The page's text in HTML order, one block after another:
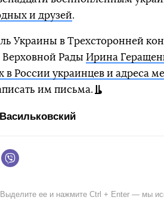
и друзей.
Украины в Трехсторонней
Рады Ирина
в России украинцев и адреса
им письма.
Telegram
ее и нажмите Ctrl + Enter — мы